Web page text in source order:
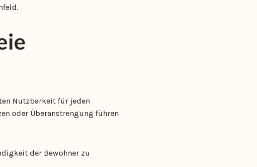
Nutzbarkeit für jeden
oder Überanstrengung führen
der Bewohner zu